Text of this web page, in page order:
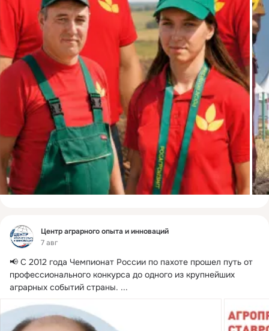
Фид
Центр аграрного опыта и инноваций
7 авг
📢 С 2012 года Чемпионат России по пахоте прошел путь от
профессионального конкурса до одного из крупнейших
аграрных событий страны. ...